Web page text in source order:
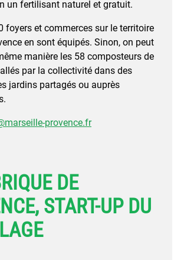
un fertilisant naturel et gratuit.
foyers et commerces sur le territoire
en sont équipés. Sinon, on peut
manière les 58 composteurs de
par la collectivité dans des
jardins partagés ou auprès
provence.fr
DE
START-UP DU